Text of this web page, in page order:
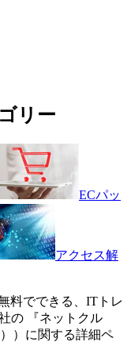
リー
ECパッ
アクセス解
料でできる、ITトレ
の 『ネットクル
）に関する詳細ペ